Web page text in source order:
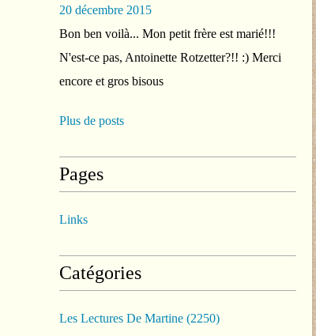
20 décembre 2015
Bon ben voilà... Mon petit frère est marié!!!
N'est-ce pas, Antoinette Rotzetter?!! :) Merci
encore et gros bisous
Plus de posts
Pages
Links
Catégories
Les Lectures De Martine (2250)